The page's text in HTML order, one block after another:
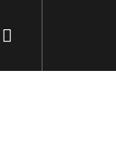
Značky